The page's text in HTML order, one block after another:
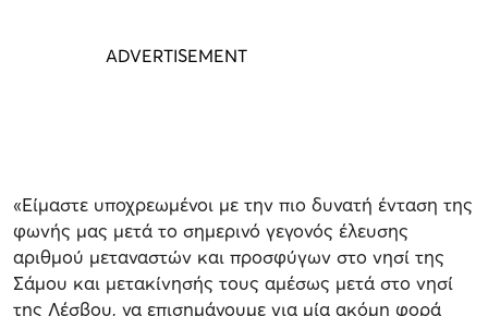
«Είμαστε υποχρεωμένοι με την πιο δυνατή ένταση της
φωνής μας μετά το σημερινό γεγονός έλευσης
αριθμού μεταναστών και προσφύγων στο νησί της
Σάμου και μετακίνησής τους αμέσως μετά στο νησί
της Λέσβου, να επισημάνουμε για μία ακόμη φορά